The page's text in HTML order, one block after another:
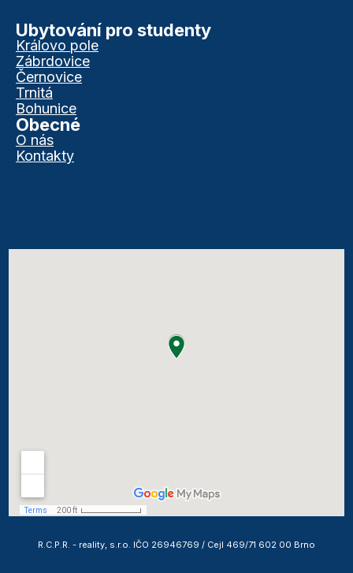
Ubytování pro studenty
Královo pole
Zábrdovice
Černovice
Trnitá
Bohunice
Obecné
O nás
Kontakty
R.C.P.R. - reality, s.r.o. IČO 26946769 / Cejl 469/71 602 00 Brno